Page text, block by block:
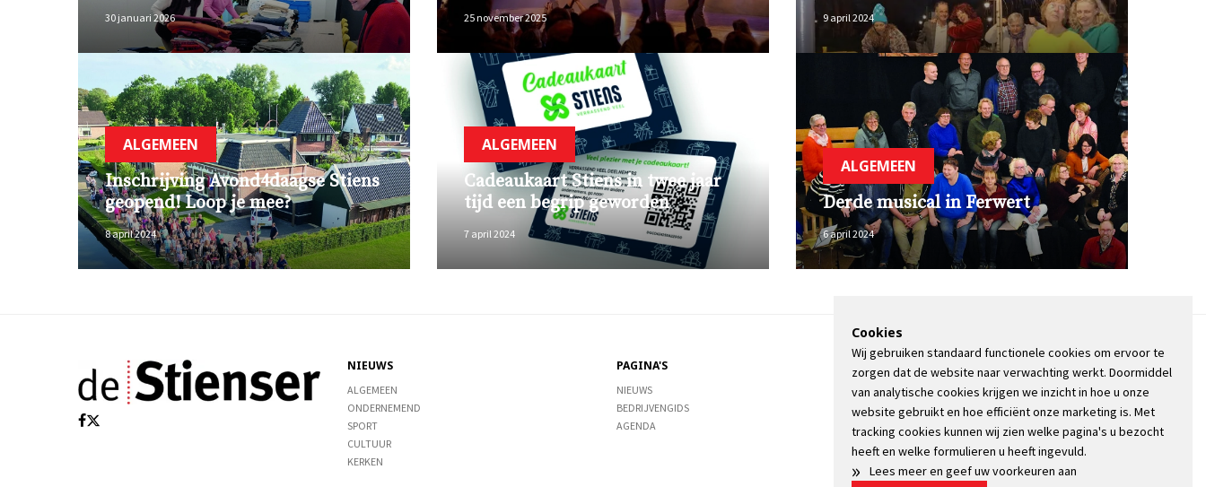
30 januari 2026 25 november 2025 9 april 2024
ALGEMEEN
Inschrijving Avond4daagse Stiens
geopend! Loop je mee?
8 april 2024
ALGEMEEN
Cadeaukaart Stiens in twee jaar
tijd een begrip geworden
7 april 2024
ALGEMEEN
Derde musical in Ferwert
6 april 2024
NIEUWS
ALGEMEEN
ONDERNEMEND
SPORT
CULTUUR
KERKEN
PAGINA'S
NIEUWS
BEDRIJVENGIDS
AGENDA
OVER DE STIENSER
CONTACT
ADVERTEREN
INFORMATIE
Cookies
Wij gebruiken standaard functionele cookies om ervoor te
zorgen dat de website naar verwachting werkt. Doormiddel
van analytische cookies krijgen we inzicht in hoe u onze
website gebruikt en hoe efficiënt onze marketing is. Met
tracking cookies kunnen wij zien welke pagina's u bezocht
heeft en welke formulieren u heeft ingevuld.
» Lees meer en geef uw voorkeuren aan